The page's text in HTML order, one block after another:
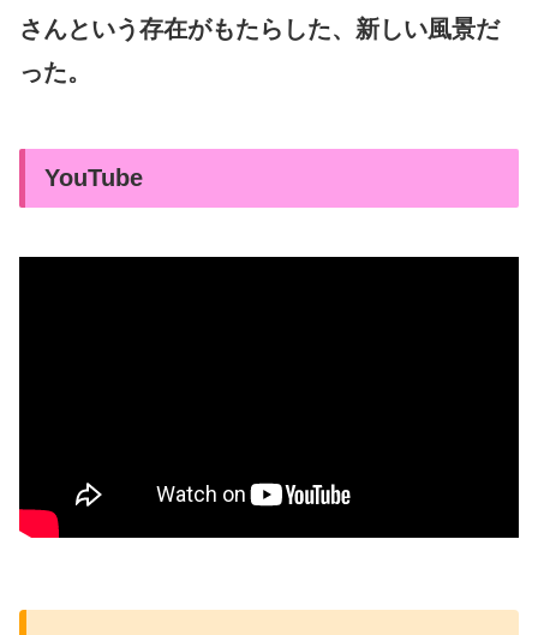
さんという存在がもたらした、新しい風景だ
った。
YouTube